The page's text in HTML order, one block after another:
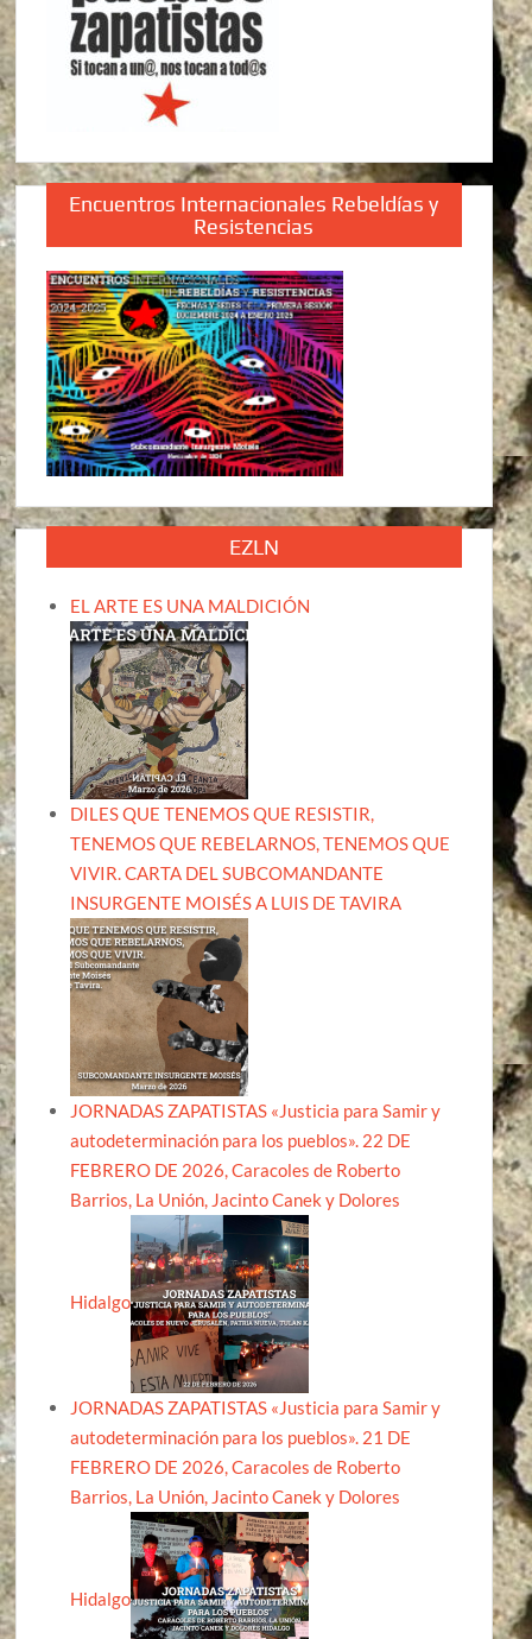
Encuentros Internacionales Rebeldías y
Resistencias
EZLN
EL ARTE ES UNA MALDICIÓN
DILES QUE TENEMOS QUE RESISTIR,
TENEMOS QUE REBELARNOS, TENEMOS QUE
VIVIR. CARTA DEL SUBCOMANDANTE
INSURGENTE MOISÉS A LUIS DE TAVIRA
JORNADAS ZAPATISTAS «Justicia para Samir y
autodeterminación para los pueblos». 22 DE
FEBRERO DE 2026, Caracoles de Roberto
Barrios, La Unión, Jacinto Canek y Dolores
Hidalgo
JORNADAS ZAPATISTAS «Justicia para Samir y
autodeterminación para los pueblos». 21 DE
FEBRERO DE 2026, Caracoles de Roberto
Barrios, La Unión, Jacinto Canek y Dolores
Hidalgo